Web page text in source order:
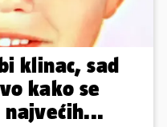
klinac, sad
kako se
najvećih...